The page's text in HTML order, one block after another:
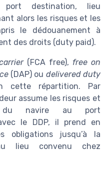
destination, lieu
alors les risques et les
le dédouanement à
des droits (duty paid).
(FCA free), free on
(DAP) ou delivered duty
cette répartition. Par
assume les risques et
du navire au port
le DDP, il prend en
obligations jusqu’à la
lieu convenu chez